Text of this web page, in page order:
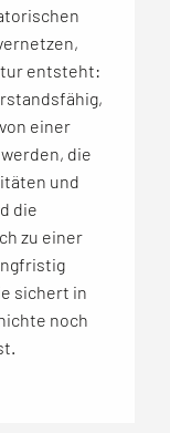
entsteht:
einer
die
und
die
zu einer
sichert in
noch